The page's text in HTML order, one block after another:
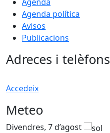
Agenda política
Avisos
Publicacions
Adreces i telèfons
Accedeix
Meteo
Divendres, 7 d’agost